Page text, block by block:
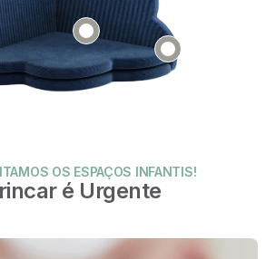
OS ESPAÇOS INFANTIS!
é Urgente